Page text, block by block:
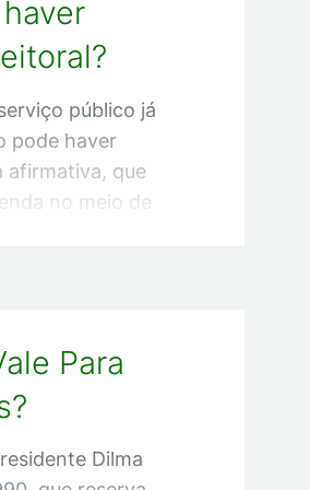
é permitido?
do STF e do
de reserva
público já
pode haver
afirmativa, que
no meio de
apenas
alguns
Para
Dilma